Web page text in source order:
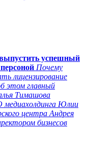
успешный
Почему
лицензирование
этом главный
Тимашова
медиахолдинга Юлии
центра Андрея
бизнесов